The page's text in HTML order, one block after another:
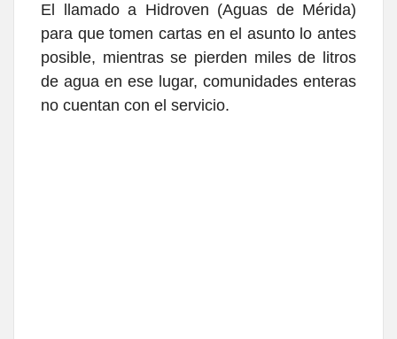
El llamado a Hidroven (Aguas de Mérida)
para que tomen cartas en el asunto lo antes
posible, mientras se pierden miles de litros
de agua en ese lugar, comunidades enteras
no cuentan con el servicio.